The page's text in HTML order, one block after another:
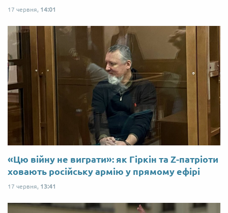
17 червня, 14:01
«Цю війну не виграти»: як Гіркін та Z-патріоти
ховають російську армію у прямому ефірі
17 червня, 13:41